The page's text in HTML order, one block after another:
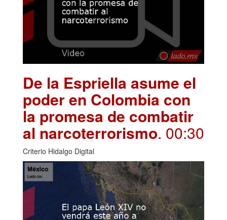
De la Espriella asume el
poder en Colombia con
la promesa de combatir
al narcoterrorismo. 00:30
Criterio Hidalgo Digital